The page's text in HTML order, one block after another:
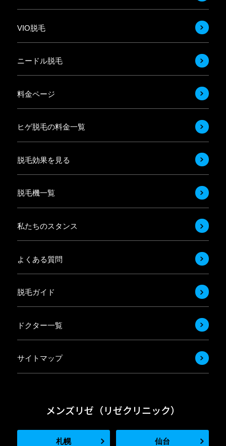
VIO脱毛
ニードル脱毛
料金ページ
ヒゲ脱毛の料金一覧
脱毛効果を見る
脱毛機一覧
私たちのスタンス
よくある質問
脱毛ガイド
ドクター一覧
サイトマップ
メンズリゼ（リゼクリニック）
札幌 仙台